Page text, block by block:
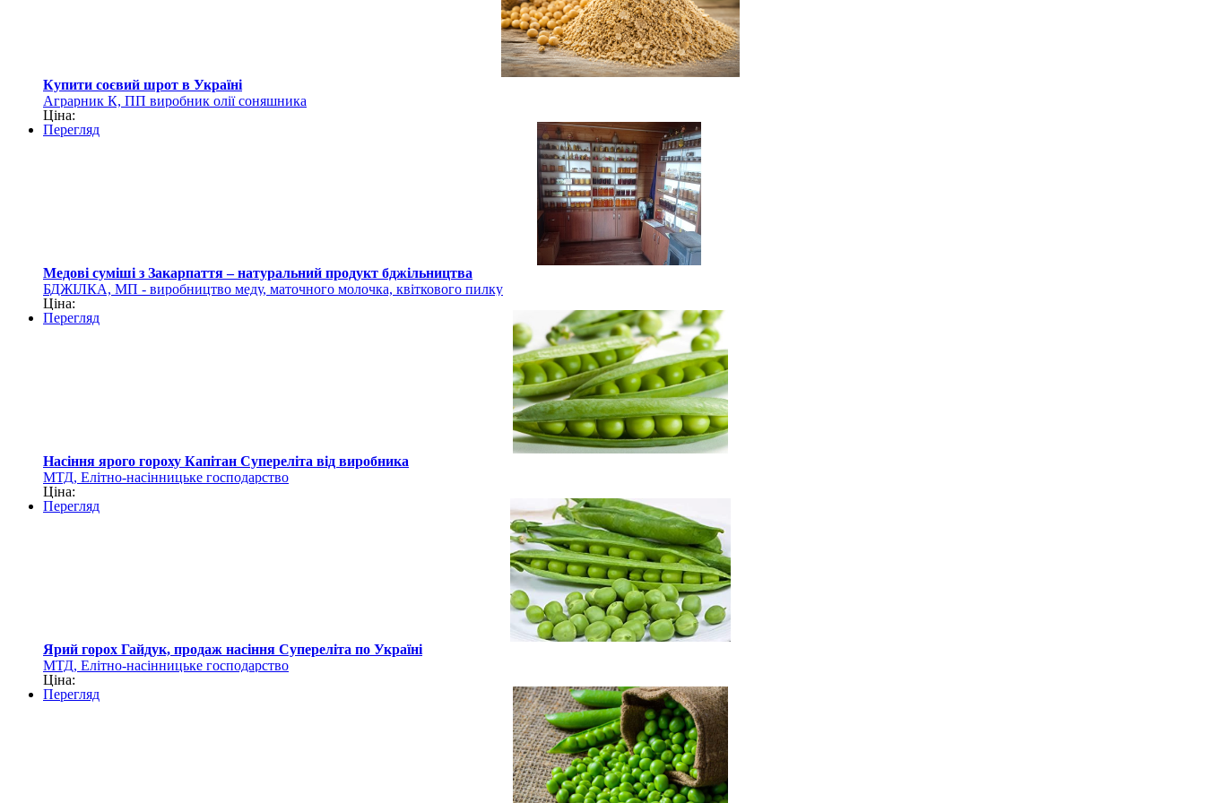
Купити соєвий шрот в Україні
Аграрник К, ПП виробник олії соняшника
Ціна:
Перегляд
Медові суміші з Закарпаття – натуральний продукт бджільництва
БДЖІЛКА, МП - виробництво меду, маточного молочка, квіткового пилку
Ціна:
Перегляд
Насіння ярого гороху Капітан Супереліта від виробника
МТД, Елітно-насінницьке господарство
Ціна:
Перегляд
Ярий горох Гайдук, продаж насіння Супереліта по Україні
МТД, Елітно-насінницьке господарство
Ціна:
Перегляд